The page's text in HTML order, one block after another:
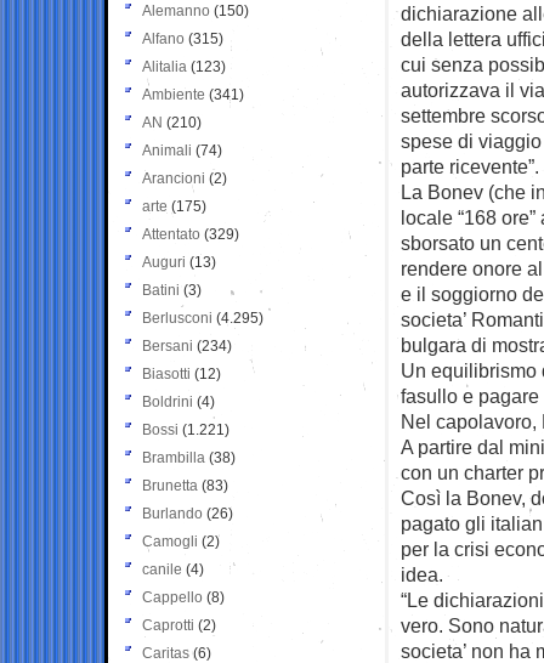
dichiarazione
della lettera
cui senza
autorizzava il
settembre
spese di
parte ricevente”.
La Bonev (che
locale “168
sborsato un
rendere onore
e il soggiorno
societa’
bulgara di
Un equilibrismo
fasullo e
Nel capolavoro,
A partire dal
con un charter
Così la Bonev,
pagato gli
per la crisi
idea.
“Le
vero. Sono
societa’ non ha
Alemanno (150)
Alfano (315)
Alitalia (123)
Ambiente (341)
AN (210)
Animali (74)
Arancioni (2)
arte (175)
Attentato (329)
Auguri (13)
Batini (3)
Berlusconi (4.295)
Bersani (234)
Biasotti (12)
Boldrini (4)
Bossi (1.221)
Brambilla (38)
Brunetta (83)
Burlando (26)
Camogli (2)
canile (4)
Cappello (8)
Caprotti (2)
Caritas (6)